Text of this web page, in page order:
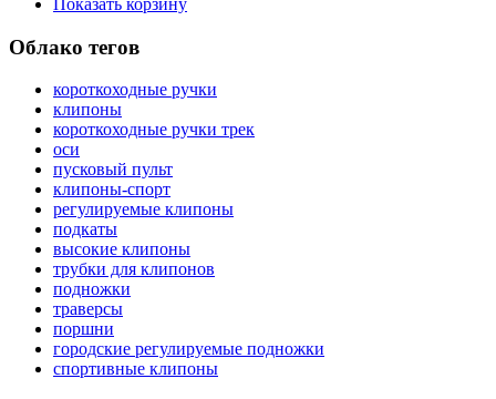
Показать корзину
Облако тегов
короткоходные ручки
клипоны
короткоходные ручки трек
оси
пусковый пульт
клипоны-спорт
регулируемые клипоны
подкаты
высокие клипоны
трубки для клипонов
подножки
траверсы
поршни
городские регулируемые подножки
спортивные клипоны